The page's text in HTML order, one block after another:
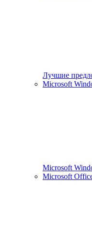
Лучшие
Microsoft
Microsoft
Microsoft